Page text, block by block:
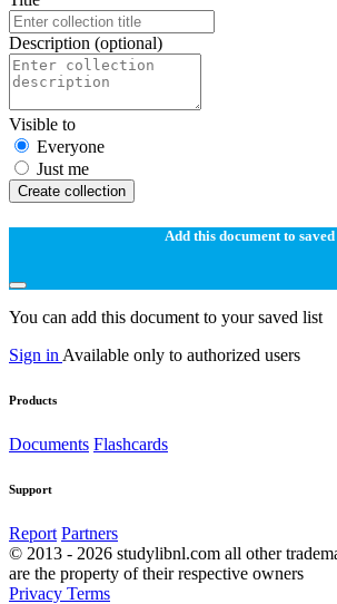
Description (optional)
Visible to
Everyone
Just me
Create collection
Add this document to saved
You can add this document to your saved list
Sign in Available only to authorized users
Products
Documents Flashcards
Support
Report Partners
© 2013 - 2026 studylibnl.com all other
are the property of their respective owners
Privacy Terms